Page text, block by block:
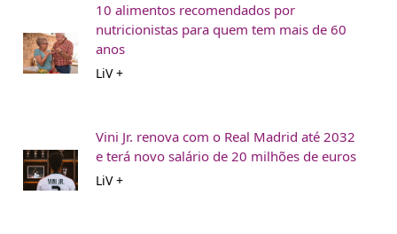
10 alimentos recomendados por
nutricionistas para quem tem mais de 60
anos
LiV +
Vini Jr. renova com o Real Madrid até 2032
e terá novo salário de 20 milhões de euros
LiV +